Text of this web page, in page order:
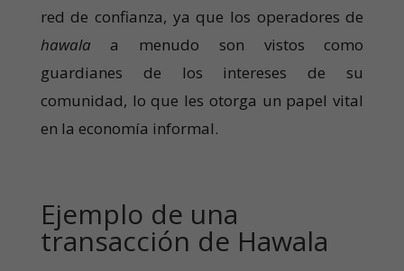
red de confianza, ya que los operadores de
hawala a menudo son vistos como
guardianes de los intereses de su
comunidad, lo que les otorga un papel vital
en la economía informal.
Ejemplo de una
transacción de Hawala